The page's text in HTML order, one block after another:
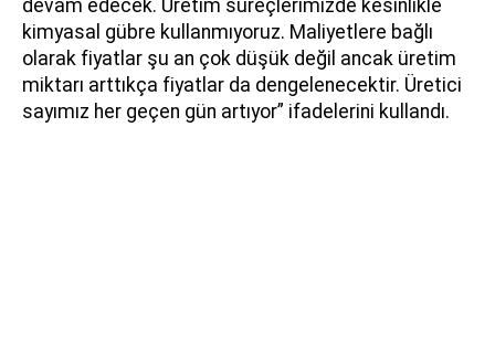
devam edecek. Üretim süreçlerimizde kesinlikle
kimyasal gübre kullanmıyoruz. Maliyetlere bağlı
olarak fiyatlar şu an çok düşük değil ancak üretim
miktarı arttıkça fiyatlar da dengelenecektir. Üretici
sayımız her geçen gün artıyor” ifadelerini kullandı.